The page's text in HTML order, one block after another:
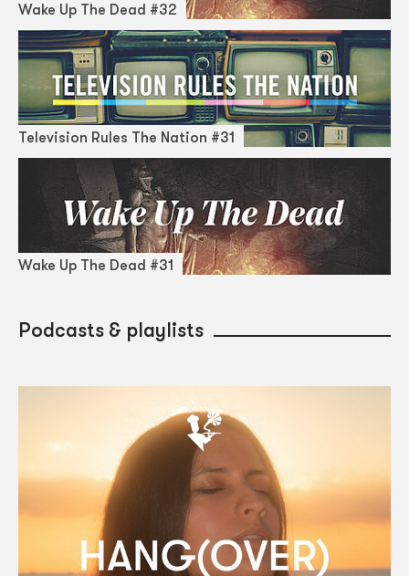
Wake Up The Dead #32
Television Rules The Nation #31
Wake Up The Dead #31
Podcasts & playlists